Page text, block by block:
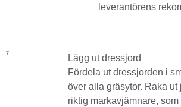
leverantörens
7
Lägg ut dressjord
Fördela ut dressjorden i
över alla gräsytor. Raka ut
riktig markavjämnare,